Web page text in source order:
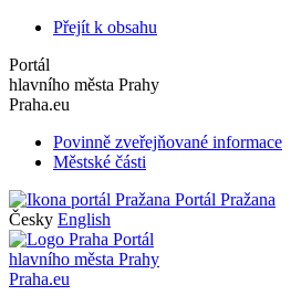
Přejít k obsahu
Portál
hlavního města Prahy
Praha.eu
Povinně zveřejňované informace
Městské části
Portál Pražana
Česky English
Portál
hlavního města Prahy
Praha.eu